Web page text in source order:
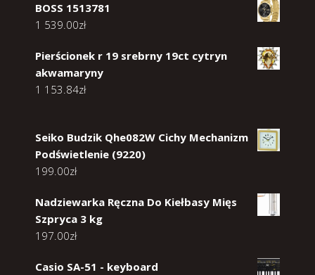
BOSS 1513781
1 539.00zł
Pierścionek r 19 srebrny 19ct cytryn
akwamaryny
1 153.84zł
Seiko Budzik Qhe082W Cichy Mechanizm
Podświetlenie (9220)
199.00zł
Nadziewarka Ręczna Do Kiełbasy Mięs
Szpryca 3 kg
197.00zł
Casio SA-51 - keyboard